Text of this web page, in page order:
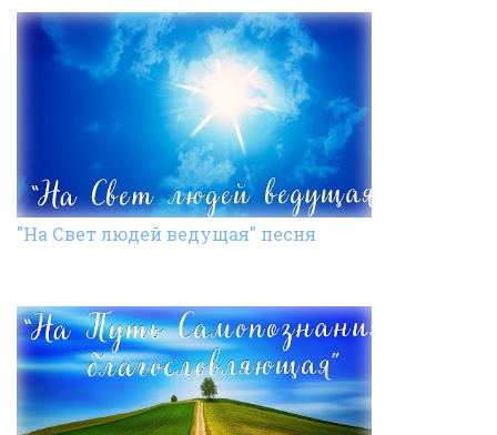
"На Свет людей ведущая" песня